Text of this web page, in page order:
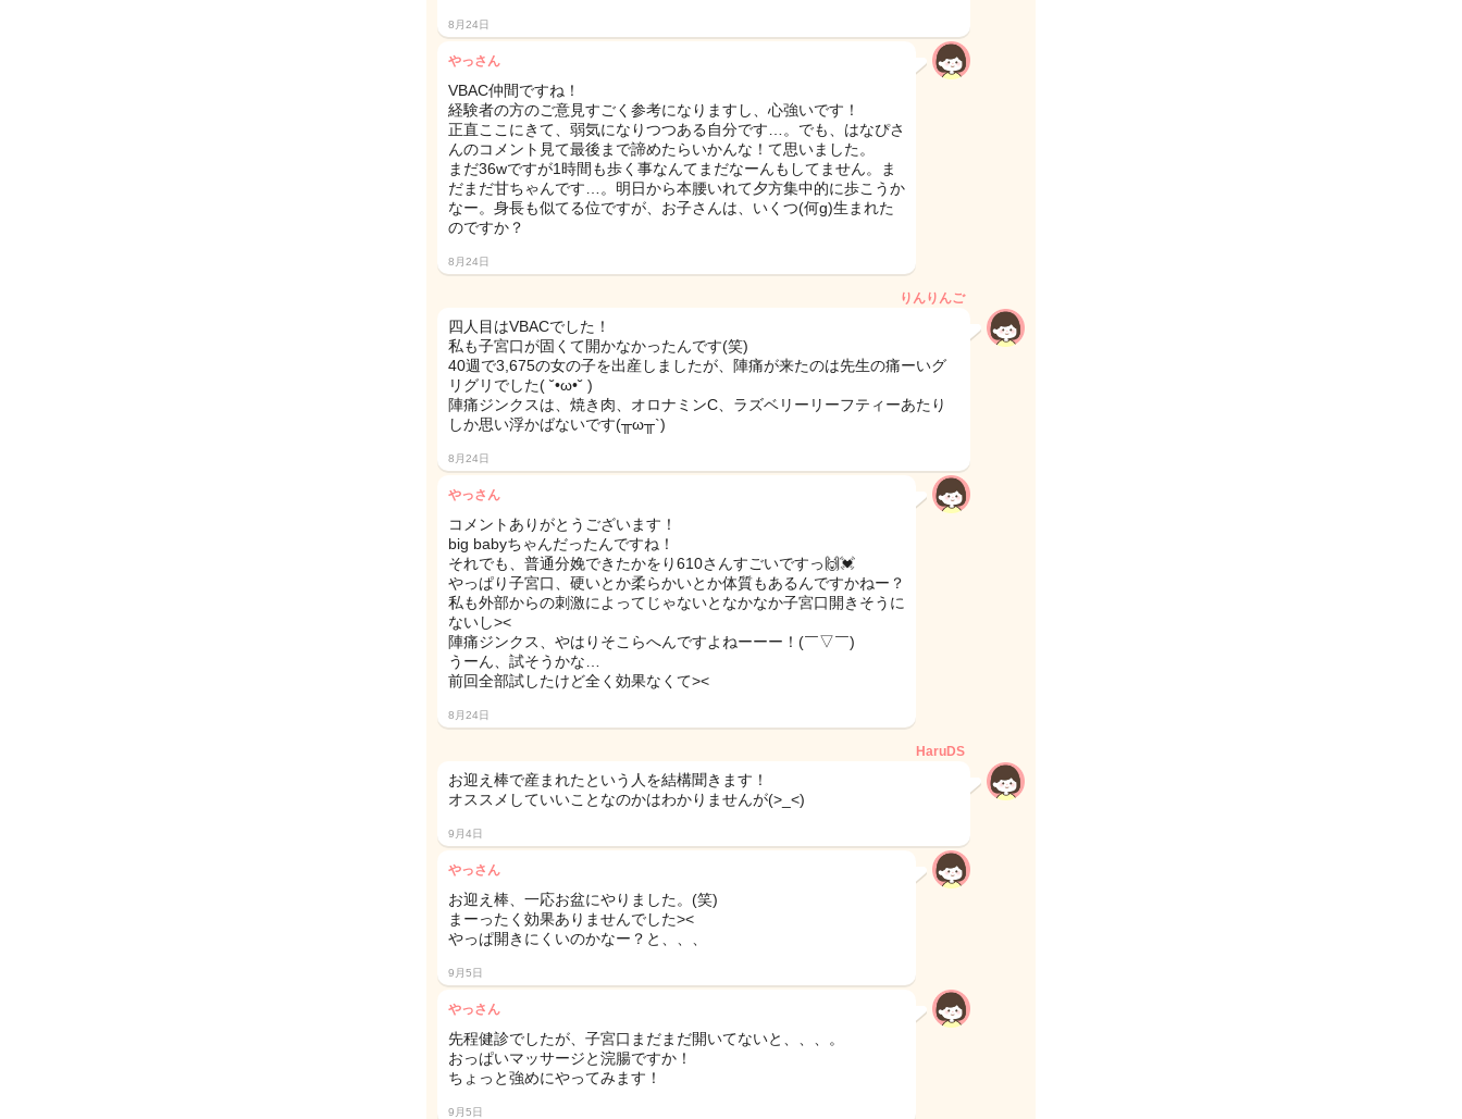
8月24日
やっさん
VBAC仲間ですね！
経験者の方のご意見すごく参考になりますし、心強いです！
正直ここにきて、弱気になりつつある自分です…。でも、はなぴさ
んのコメント見て最後まで諦めたらいかんな！て思いました。
まだ36wですが1時間も歩く事なんてまだなーんもしてません。ま
だまだ甘ちゃんです…。明日から本腰いれて夕方集中的に歩こうか
なー。身長も似てる位ですが、お子さんは、いくつ(何g)生まれた
のですか？
8月24日
りんりんご
四人目はVBACでした！
私も子宮口が固くて開かなかったんです(笑)
40週で3,675の女の子を出産しましたが、陣痛が来たのは先生の痛ーいグ
リグリでした( ˘•ω•˘ )
陣痛ジンクスは、焼き肉、オロナミンC、ラズベリーリーフティーあたり
しか思い浮かばないです(╥ω╥`)
8月24日
やっさん
コメントありがとうございます！
big babyちゃんだったんですね！
それでも、普通分娩できたかをり610さんすごいですっ🙌💓
やっぱり子宮口、硬いとか柔らかいとか体質もあるんですかねー？
私も外部からの刺激によってじゃないとなかなか子宮口開きそうに
ないし><
陣痛ジンクス、やはりそこらへんですよねーーー！(￣▽￣)
うーん、試そうかな…
前回全部試したけど全く効果なくて><
8月24日
HaruDS
お迎え棒で産まれたという人を結構聞きます！
オススメしていいことなのかはわかりませんが(>_<)
9月4日
やっさん
お迎え棒、一応お盆にやりました。(笑)
まーったく効果ありませんでした><
やっぱ開きにくいのかなー？と、、、
9月5日
やっさん
先程健診でしたが、子宮口まだまだ開いてないと、、、。
おっぱいマッサージと浣腸ですか！
ちょっと強めにやってみます！
9月5日